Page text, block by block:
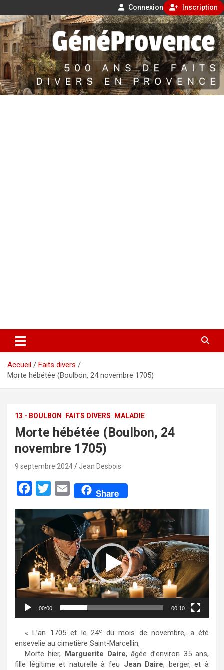
Connexion Inscription
Aller
au
contenu
GénéProvence
500 ans de faits divers en Provence
Accueil
Faits divers
Morte hébétée (Boulbon, 24 novembre 1705)
13 - BOULBON FAITS DIVERS MALADIE
Morte hébétée (Boulbon, 24
novembre 1705)
9 septembre 2024 Jean Desbois
c
b
o
o
k
i
t
t
e
r
E
a
l
Share
vidéo
00:00 00:10
« L’an 1705 et le 24e
du mois de novembre, a été
ensevelie au cimetière Saint-Marcellin,
Morte hier, Marguerite Daire, âgée d’environ 35 ans,
fille légitime et naturelle à feu Jean Daire, berger, et à